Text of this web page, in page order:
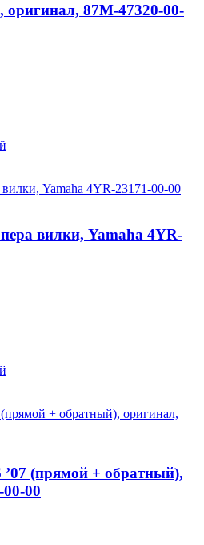
оригинал, 87M-47320-00-
вилки, Yamaha 4YR-
’07 (прямой + обратный),
00